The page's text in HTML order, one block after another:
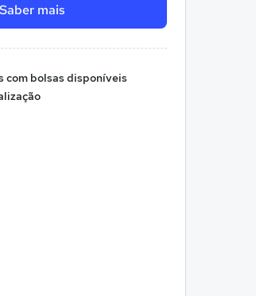
Saber mais
com bolsas disponíveis